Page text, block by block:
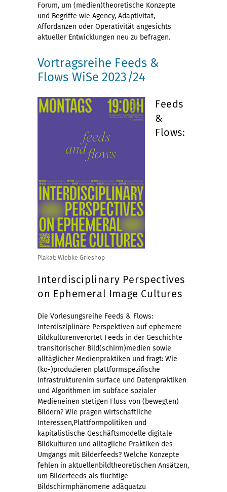
Forum, um (medien)theoretische Konzepte
und Begriffe wie Agency, Adaptivität,
Affordanzen oder Operativität angesichts
aktueller Entwicklungen neu zu befragen.
Vortragsreihe Feeds &
Flows WiSe 2023/24
Plakat: Wiebke Grieshop
Feeds
&
Flows:
Interdisciplinary Perspectives
on Ephemeral Image Cultures
Die Vorlesungsreihe Feeds & Flows:
Interdisziplinäre Perspektiven auf ephemere
Bildkulturenverortet Feeds in der Geschichte
transitorischer Bild(schirm)medien sowie
alltäglicher Medienpraktiken und fragt: Wie
(ko-)produzieren plattformspezifische
Infrastrukturenim surface und Datenpraktiken
und Algorithmen im subface sozialer
Medieneinen stetigen Fluss von (bewegten)
Bildern? Wie prägen wirtschaftliche
Interessen,Plattformpolitiken und
kapitalistische Geschäftsmodelle digitale
Bildkulturen und alltägliche Praktiken des
Umgangs mit Bilderfeeds? Welche Konzepte
fehlen in aktuellenbildtheoretischen Ansätzen,
um Bilderfeeds als flüchtige
Bildschirmphänomene adäquatzu